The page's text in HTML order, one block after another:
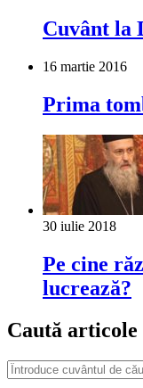
Cuvânt la
16 martie 2016
Prima
30 iulie 2018
Pe cine
lucrează?
Caută articole